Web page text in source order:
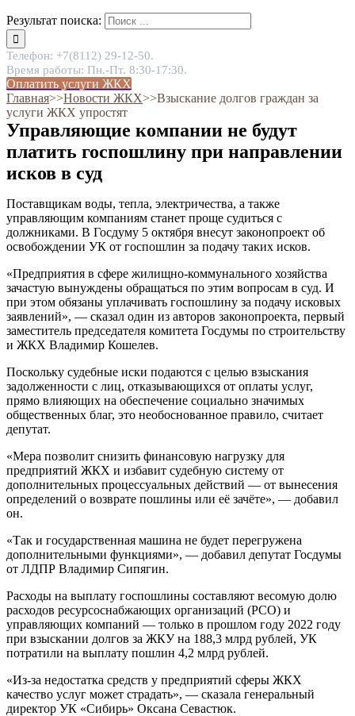
Результат поиска:
Телефон: +7(8112) 29-12-50.
Время работы: Пн.-Пт. 8:30-17:30.
Оплатить услуги ЖКХ
Главная˃˃Новости ЖКХ˃˃Взыскание долгов граждан за
услуги ЖКХ упростят
Управляющие компании не будут
платить госпошлину при направлении
исков в суд
Поставщикам воды, тепла, электричества, а также
управляющим компаниям станет проще судиться с
должниками. В Госдуму 5 октября внесут законопроект об
освобождении УК от госпошлин за подачу таких исков.
«Предприятия в сфере жилищно-коммунального хозяйства
зачастую вынуждены обращаться по этим вопросам в суд. И
при этом обязаны уплачивать госпошлину за подачу исковых
заявлений», — сказал один из авторов законопроекта, первый
заместитель председателя комитета Госдумы по строительству
и ЖКХ Владимир Кошелев.
Поскольку судебные иски подаются с целью взыскания
задолженности с лиц, отказывающихся от оплаты услуг,
прямо влияющих на обеспечение социально значимых
общественных благ, это необоснованное правило, считает
депутат.
«Мера позволит снизить финансовую нагрузку для
предприятий ЖКХ и избавит судебную систему от
дополнительных процессуальных действий — от вынесения
определений о возврате пошлины или её зачёте», — добавил
он.
«Так и государственная машина не будет перегружена
дополнительными функциями», — добавил депутат Госдумы
от ЛДПР Владимир Сипягин.
Расходы на выплату госпошлины составляют весомую долю
расходов ресурсоснабжающих организаций (РСО) и
управляющих компаний — только в прошлом году 2022 году
при взыскании долгов за ЖКУ на 188,3 млрд рублей, УК
потратили на выплату пошлин 4,2 млрд рублей.
«Из-за недостатка средств у предприятий сферы ЖКХ
качество услуг может страдать», — сказала генеральный
директор УК «Сибирь» Оксана Севастюк.